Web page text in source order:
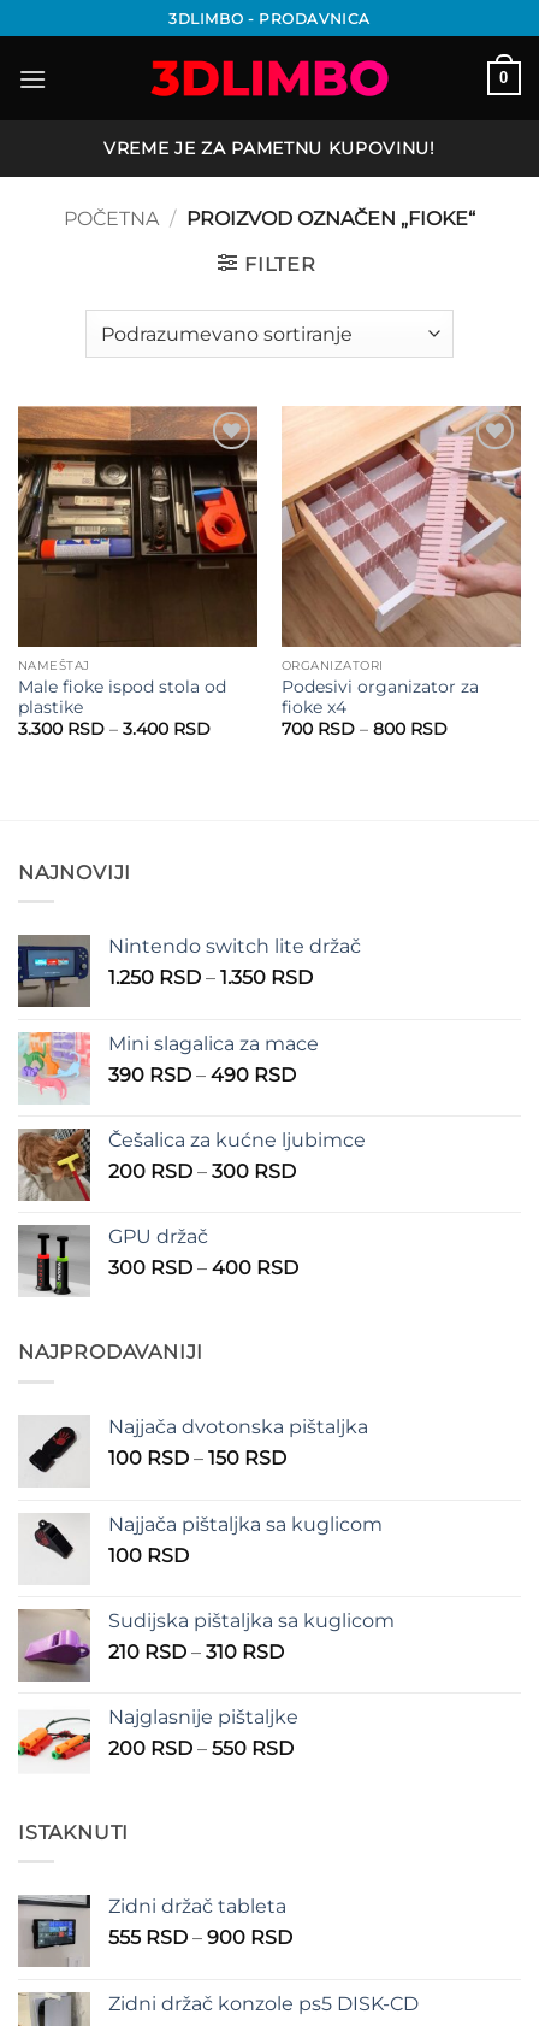
na
sadržaj
3DLIMBO - PRODAVNICA
0
VREME JE ZA PAMETNU KUPOVINU!
POČETNA / PROIZVOD OZNAČEN „FIOKE“
FILTER
Add to
wishlist
NAMEŠTAJ
Male fioke ispod stola od
plastike
3.300 RSD – 3.400 RSDRaspon
Add to
wishlist
ORGANIZATORI
Podesivi organizator za
fioke x4
700 RSD – 800 RSDRaspon
NAJNOVIJI
Nintendo switch lite držač
1.250 RSD – 1.350 RSDRaspon
1.250 RSD
Mini slagalica za mace
390 RSD – 490 RSDRaspon
390 RSD
do
Češalica za kućne ljubimce
200 RSD – 300 RSDRaspon
do
GPU držač
300 RSD – 400 RSDRaspon
NAJPRODAVANIJI
Najjača dvotonska pištaljka
100 RSD – 150 RSDRaspon
100 RSD
Najjača pištaljka sa kuglicom
100 RSD
Sudijska pištaljka sa kuglicom
210 RSD – 310 RSDRaspon
210 RSD
do
Najglasnije pištaljke
200 RSD – 550 RSDRaspon
ISTAKNUTI
Zidni držač tableta
555 RSD – 900 RSDRaspon
555 RSD
Zidni držač konzole ps5 DISK-CD